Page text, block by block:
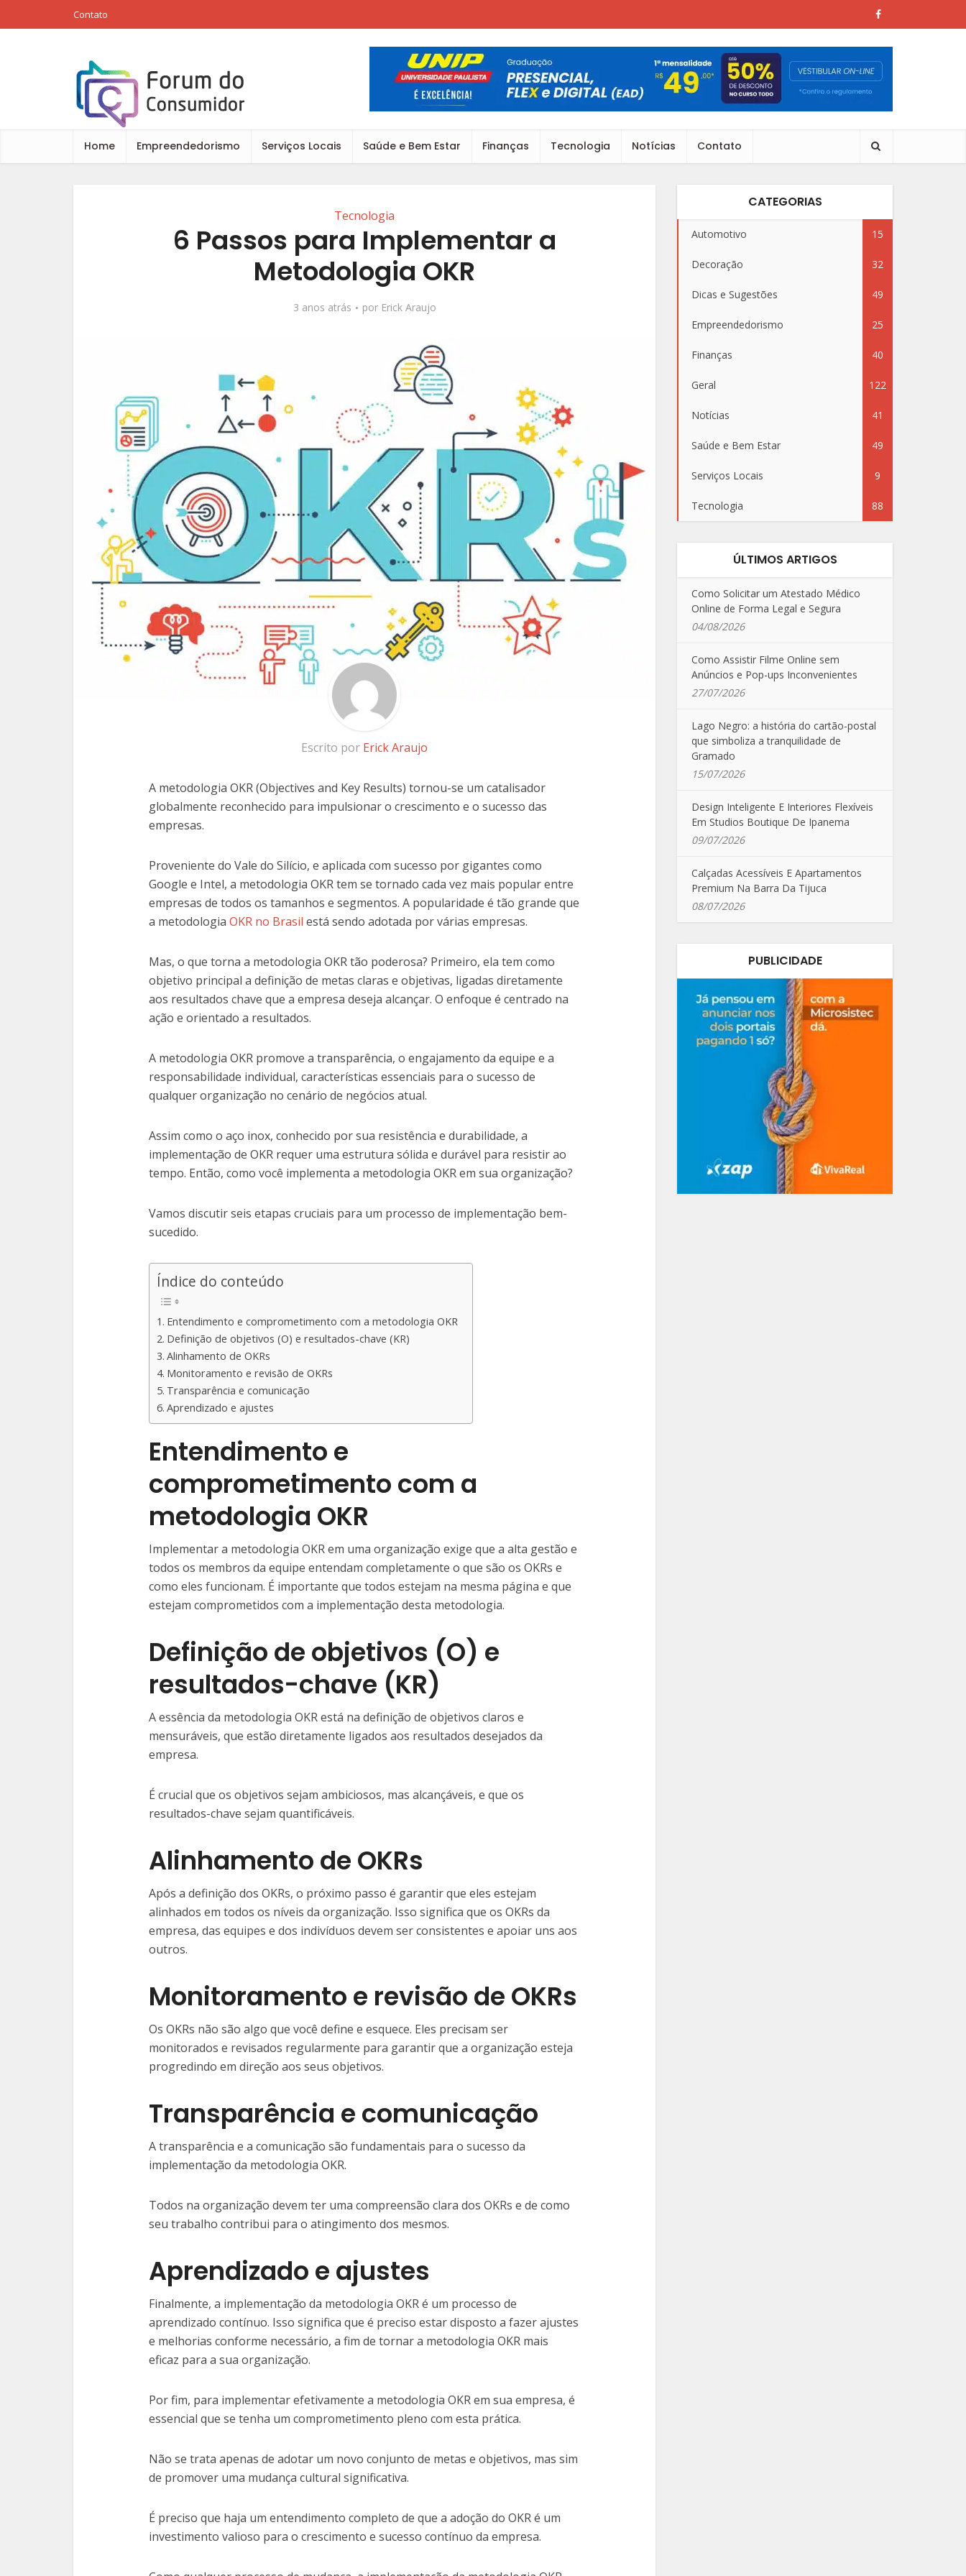
Contato
Home Empreendedorismo Serviços Locais Saúde e Bem Estar Finanças Tecnologia Notícias Contato
Tecnologia
6 Passos para Implementar a
Metodologia OKR
3 anos atrás por Erick Araujo
Escrito por Erick Araujo
A metodologia OKR (Objectives and Key Results) tornou-se um catalisador
globalmente reconhecido para impulsionar o crescimento e o sucesso das
empresas.
Proveniente do Vale do Silício, e aplicada com sucesso por gigantes como
Google e Intel, a metodologia OKR tem se tornado cada vez mais popular entre
empresas de todos os tamanhos e segmentos. A popularidade é tão grande que
a metodologia OKR no Brasil está sendo adotada por várias empresas.
Mas, o que torna a metodologia OKR tão poderosa? Primeiro, ela tem como
objetivo principal a definição de metas claras e objetivas, ligadas diretamente
aos resultados chave que a empresa deseja alcançar. O enfoque é centrado na
ação e orientado a resultados.
A metodologia OKR promove a transparência, o engajamento da equipe e a
responsabilidade individual, características essenciais para o sucesso de
qualquer organização no cenário de negócios atual.
Assim como o aço inox, conhecido por sua resistência e durabilidade, a
implementação de OKR requer uma estrutura sólida e durável para resistir ao
tempo. Então, como você implementa a metodologia OKR em sua organização?
Vamos discutir seis etapas cruciais para um processo de implementação bem-
sucedido.
Índice do conteúdo
Entendimento e comprometimento com a metodologia OKR
Definição de objetivos (O) e resultados-chave (KR)
Alinhamento de OKRs
Monitoramento e revisão de OKRs
Transparência e comunicação
Aprendizado e ajustes
Entendimento e
comprometimento com a
metodologia OKR
Implementar a metodologia OKR em uma organização exige que a alta gestão e
todos os membros da equipe entendam completamente o que são os OKRs e
como eles funcionam. É importante que todos estejam na mesma página e que
estejam comprometidos com a implementação desta metodologia.
Definição de objetivos (O) e
resultados-chave (KR)
A essência da metodologia OKR está na definição de objetivos claros e
mensuráveis, que estão diretamente ligados aos resultados desejados da
empresa.
É crucial que os objetivos sejam ambiciosos, mas alcançáveis, e que os
resultados-chave sejam quantificáveis.
Alinhamento de OKRs
Após a definição dos OKRs, o próximo passo é garantir que eles estejam
alinhados em todos os níveis da organização. Isso significa que os OKRs da
empresa, das equipes e dos indivíduos devem ser consistentes e apoiar uns aos
outros.
Monitoramento e revisão de OKRs
Os OKRs não são algo que você define e esquece. Eles precisam ser
monitorados e revisados regularmente para garantir que a organização esteja
progredindo em direção aos seus objetivos.
Transparência e comunicação
A transparência e a comunicação são fundamentais para o sucesso da
implementação da metodologia OKR.
Todos na organização devem ter uma compreensão clara dos OKRs e de como
seu trabalho contribui para o atingimento dos mesmos.
Aprendizado e ajustes
Finalmente, a implementação da metodologia OKR é um processo de
aprendizado contínuo. Isso significa que é preciso estar disposto a fazer ajustes
e melhorias conforme necessário, a fim de tornar a metodologia OKR mais
eficaz para a sua organização.
Por fim, para implementar efetivamente a metodologia OKR em sua empresa, é
essencial que se tenha um comprometimento pleno com esta prática.
Não se trata apenas de adotar um novo conjunto de metas e objetivos, mas sim
de promover uma mudança cultural significativa.
É preciso que haja um entendimento completo de que a adoção do OKR é um
investimento valioso para o crescimento e sucesso contínuo da empresa.
CATEGORIAS
Automotivo 15
Decoração 32
Dicas e Sugestões 49
Empreendedorismo 25
Finanças 40
Geral 122
Notícias 41
Saúde e Bem Estar 49
Serviços Locais 9
Tecnologia 88
ÚLTIMOS ARTIGOS
Como Solicitar um Atestado Médico
Online de Forma Legal e Segura
04/08/2026
Como Assistir Filme Online sem
Anúncios e Pop-ups Inconvenientes
27/07/2026
Lago Negro: a história do cartão-postal
que simboliza a tranquilidade de
Gramado
15/07/2026
Design Inteligente E Interiores Flexíveis
Em Studios Boutique De Ipanema
09/07/2026
Calçadas Acessíveis E Apartamentos
Premium Na Barra Da Tijuca
08/07/2026
PUBLICIDADE